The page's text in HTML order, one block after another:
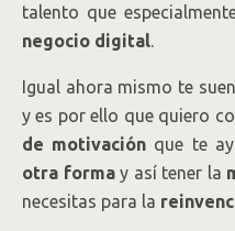
talento que
negocio digital.
Igual ahora mismo te
y es por ello que quiero
de motivación que te
otra formay así tener la
necesitas para la